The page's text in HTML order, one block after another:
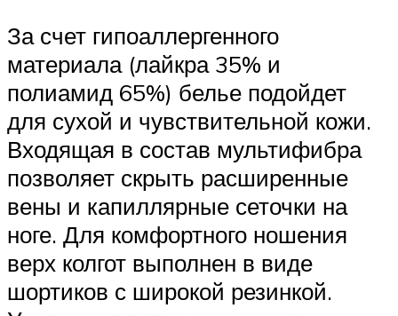
За счет гипоаллергенного
материала (лайкра 35% и
полиамид 65%) белье подойдет
для сухой и чувствительной кожи.
Входящая в состав мультифибра
позволяет скрыть расширенные
вены и капиллярные сеточки на
ноге. Для комфортного ношения
верх колгот выполнен в виде
шортиков с широкой резинкой.